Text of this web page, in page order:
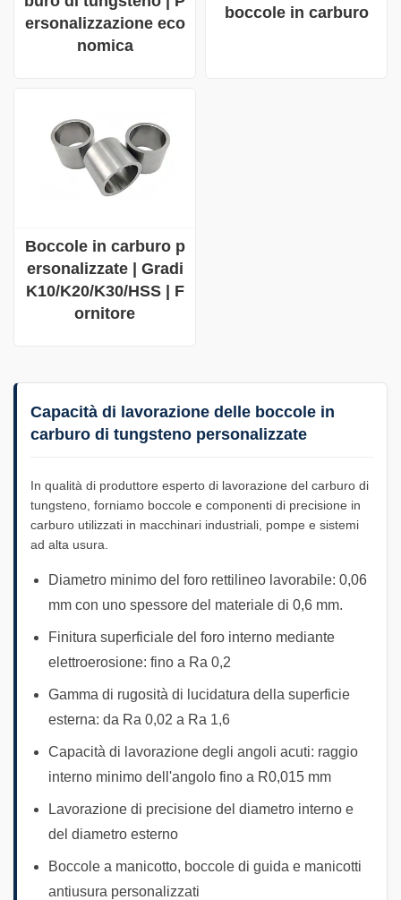
ersonalizzazione eco
nomica
boccole in carburo
Boccole in carburo p
ersonalizzate | Gradi
K10/K20/K30/HSS | F
ornitore
Capacità di lavorazione delle boccole in
carburo di tungsteno personalizzate
In qualità di produttore esperto di lavorazione del carburo di
tungsteno, forniamo boccole e componenti di precisione in
carburo utilizzati in macchinari industriali, pompe e sistemi
ad alta usura.
Diametro minimo del foro rettilineo lavorabile: 0,06
mm con uno spessore del materiale di 0,6 mm.
Finitura superficiale del foro interno mediante
elettroerosione: fino a Ra 0,2
Gamma di rugosità di lucidatura della superficie
esterna: da Ra 0,02 a Ra 1,6
Capacità di lavorazione degli angoli acuti: raggio
interno minimo dell'angolo fino a R0,015 mm
Lavorazione di precisione del diametro interno e
del diametro esterno
Boccole a manicotto, boccole di guida e manicotti
antiusura personalizzati